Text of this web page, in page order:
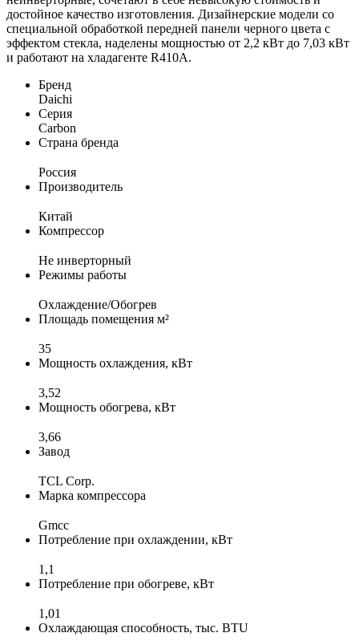
достойное качество изготовления. Дизайнерские модели со
специальной обработкой передней панели черного цвета с
эффектом стекла, наделены мощностью от 2,2 кВт до 7,03 кВт
и работают на хладагенте R410A.
Бренд
Daichi
Серия
Carbon
Страна бренда
Россия
Производитель
Китай
Компрессор
Не инверторный
Режимы работы
Охлаждение/Обогрев
Площадь помещения м²
35
Мощность охлаждения, кВт
3,52
Мощность обогрева, кВт
3,66
Завод
TCL Corp.
Марка компрессора
Gmcc
Потребление при охлаждении, кВт
1,1
Потребление при обогреве, кВт
1,01
Охлаждающая способность, тыс. BTU